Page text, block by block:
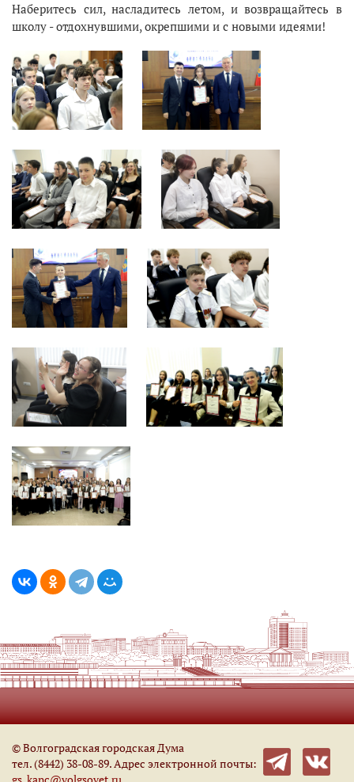
Наберитесь сил, насладитесь летом, и возвращайтесь в
школу - отдохнувшими, окрепшими и с новыми идеями!
© Волгоградская городская Дума
тел. (8442) 38-08-89. Адрес электронной почты: